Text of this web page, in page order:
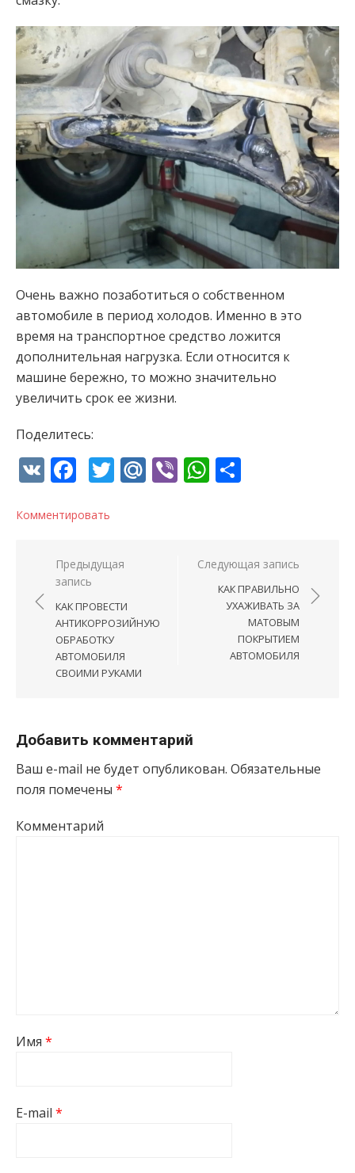
Очень важно позаботиться о собственном
автомобиле в период холодов. Именно в это
время на транспортное средство ложится
дополнительная нагрузка. Если относится к
машине бережно, то можно значительно
увеличить срок ее жизни.
Поделитесь:
VK Facebook
Twitter
Mail.Ru
ViberWhatsApp
Комментировать
Навигация по записям
Предыдущая
запись
КАК ПРОВЕСТИ
АНТИКОРРОЗИЙНУЮ
ОБРАБОТКУ
АВТОМОБИЛЯ
СВОИМИ РУКАМИ
Следующая запись
КАК ПРАВИЛЬНО
УХАЖИВАТЬ ЗА
МАТОВЫМ
ПОКРЫТИЕМ
АВТОМОБИЛЯ
Добавить комментарий
Ваш e-mail не будет опубликован. Обязательные
поля помечены *
Комментарий
Имя *
E-mail *